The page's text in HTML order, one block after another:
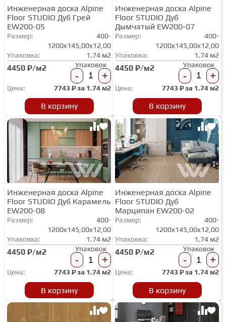
НАЛИВНОЙ ПОЛ
ГРУНТОВКИ
ТЕПЛЫЙ ПОЛ
ТЕРМОПАРКЕТ
ЭКОМАССИВ
МАССИВНАЯ ДОСКА
ИСКУССТВЕННАЯ ТРАВА
ИНЖЕНЕРНЫЙ МОДУЛЬ
Инженерная доска Alpine
Floor STUDIO Дуб Грей
EW200-05
Размер:
400-
1200x145,00x12,00
Упаковка:
1.74 м2
4450 ₽/м2 Упаковок
- +
Цена: 7743 ₽ за 1.74 м2
В корзину
Инженерная доска Alpine
Floor STUDIO Дуб
Дымчатый EW200-07
Размер:
400-
1200x145,00x12,00
Упаковка:
1.74 м2
4450 ₽/м2 Упаковок
- +
Цена: 7743 ₽ за 1.74 м2
В корзину
Инженерная доска Alpine
Floor STUDIO Дуб Карамель
EW200-08
Размер:
400-
1200x145,00x12,00
Упаковка:
1.74 м2
4450 ₽/м2 Упаковок
- +
Цена: 7743 ₽ за 1.74 м2
В корзину
Инженерная доска Alpine
Floor STUDIO Дуб
Марципан EW200-02
Размер:
400-
1200x145,00x12,00
Упаковка:
1.74 м2
4450 ₽/м2 Упаковок
- +
Цена: 7743 ₽ за 1.74 м2
В корзину